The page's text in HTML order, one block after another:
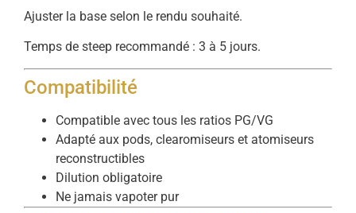
Ajuster la base selon le rendu souhaité.
Temps de steep recommandé : 3 à 5 jours.
Compatibilité
Compatible avec tous les ratios PG/VG
Adapté aux pods, clearomiseurs et atomiseurs
reconstructibles
Dilution obligatoire
Ne jamais vapoter pur